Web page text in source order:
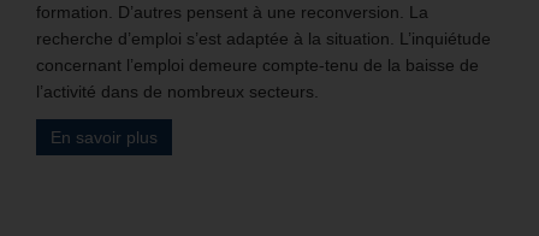
formation. D’autres pensent à une reconversion. La
recherche d’emploi s’est adaptée à la situation. L’inquiétude
concernant l’emploi demeure compte-tenu de la baisse de
l’activité dans de nombreux secteurs.
En savoir plus